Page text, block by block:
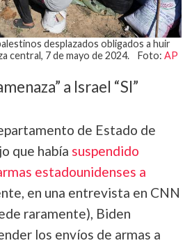
desplazados obligados a huir
central, 7 de mayo de 2024. Foto: AP
a Israel “SI”
de Estado de
que había suspendido
estadounidenses a
en una entrevista en CNN
raramente), Biden
los envíos de armas a